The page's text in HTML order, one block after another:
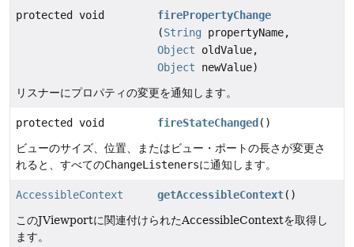
protected void
firePropertyChange
(String propertyName,
Object oldValue,
Object newValue)
リスナーにプロパティの変更を通知します。
protected void fireStateChanged ()
ビューのサイズ、位置、またはビュー・ポートの長さが変更さ
れると、すべてのChangeListenersに通知します。
AccessibleContext getAccessibleContext()
このJViewportに関連付けられたAccessibleContextを取得し
ます。